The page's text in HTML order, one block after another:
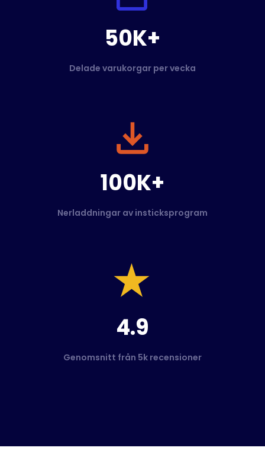
50K+
Delade varukorgar per vecka
100K+
Nerladdningar av insticksprogram
4.9
Genomsnitt från 5k recensioner